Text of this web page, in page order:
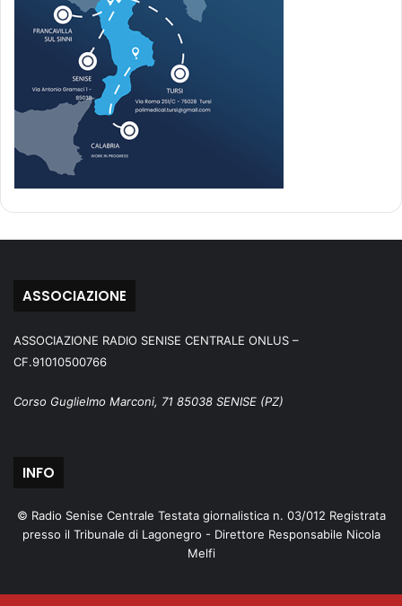
ASSOCIAZIONE
ASSOCIAZIONE RADIO SENISE CENTRALE ONLUS –
CF.91010500766
Corso Guglielmo Marconi, 71 85038 SENISE (PZ)
INFO
© Radio Senise Centrale Testata giornalistica n. 03/012 Registrata
presso il Tribunale di Lagonegro - Direttore Responsabile Nicola
Melfi